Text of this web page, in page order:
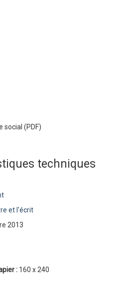
social (PDF)
techniques
et l'écrit
2013
: 160 x 240